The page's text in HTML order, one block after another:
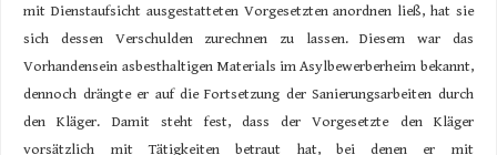
mit Dienstaufsicht ausgestatteten Vorgesetzten anordnen ließ, hat sie
sich dessen Verschulden zurechnen zu lassen. Diesem war das
Vorhandensein asbesthaltigen Materials im Asylbewerberheim bekannt,
dennoch drängte er auf die Fortsetzung der Sanierungsarbeiten durch
den Kläger. Damit steht fest, dass der Vorgesetzte den Kläger
vorsätzlich mit Tätigkeiten betraut hat, bei denen er mit